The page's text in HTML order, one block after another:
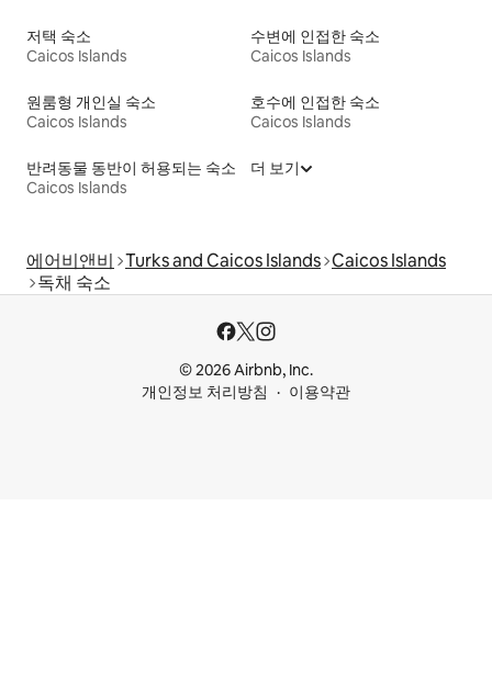
저택 숙소
Caicos Islands
수변에 인접한 숙소
Caicos Islands
원룸형 개인실 숙소
Caicos Islands
호수에 인접한 숙소
Caicos Islands
반려동물 동반이 허용되는 숙소
Caicos Islands
더 보기
에어비앤비 Turks and Caicos Islands Caicos Islands
독채 숙소
© 2026 Airbnb, Inc.
개인정보 처리방침
이용약관